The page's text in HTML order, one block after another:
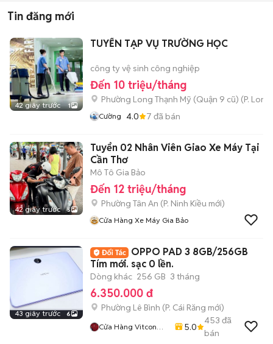
Tin đăng mới
42 giây trước 1
TUYỂN TẠP VỤ TRƯỜNG HỌC
công ty vệ sinh công nghiệp
Đến 10 triệu/tháng
Phường Long Thạnh Mỹ (Quận 9 cũ) (P.
Cường 4.0 7 đã bán
42 giây trước 5
Tuyển 02 Nhân Viên Giao Xe Máy Tại
Cần Thơ
Mô Tô Gia Bảo
Đến 12 triệu/tháng
Phường Tân An (P. Ninh Kiều mới)
Cửa Hàng Xe Máy Gia Bảo
43 giây trước 6
OPPO PAD 3 8GB/256GB
Tím mới. sạc 0 lền.
Dòng khác 256 GB 3 tháng
6.350.000 đ
Phường Lê Bình (P. Cái Răng mới)
Cửa Hàng Vitcon
5.0
453 đã
bán